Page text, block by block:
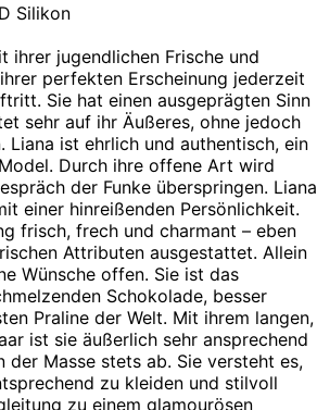
Silikon
ihrer jugendlichen Frische und
perfekten Erscheinung jederzeit
Sie hat einen ausgeprägten Sinn
sehr auf ihr Äußeres, ohne jedoch
Liana ist ehrlich und authentisch, ein
Durch ihre offene Art wird
der Funke überspringen. Liana
einer hinreißenden Persönlichkeit.
frisch, frech und charmant – eben
Attributen ausgestattet. Allein
Wünsche offen. Sie ist das
Schokolade, besser
Praline der Welt. Mit ihrem langen,
ist sie äußerlich sehr ansprechend
der Masse stets ab. Sie versteht es,
zu kleiden und stilvoll
zu einem glamourösen